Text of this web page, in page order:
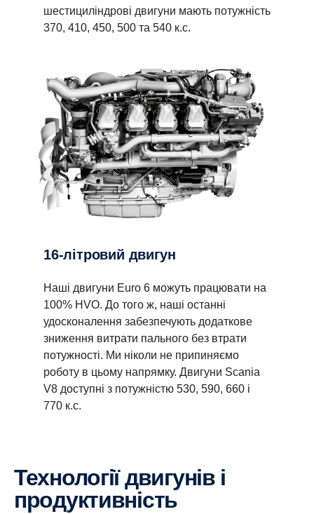
шестициліндрові двигуни мають потужність
370, 410, 450, 500 та 540 к.с.
16-літровий двигун
Наші двигуни Euro 6 можуть працювати на
100% HVO. До того ж, наші останні
удосконалення забезпечують додаткове
зниження витрати пального без втрати
потужності. Ми ніколи не припиняємо
роботу в цьому напрямку. Двигуни Scania
V8 доступні з потужністю 530, 590, 660 і
770 к.с.
Технології двигунів і
продуктивність